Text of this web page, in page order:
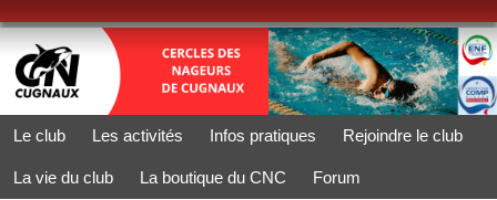
Le club Les activités Infos pratiques Rejoindre le club
La vie du club La boutique du CNC Forum